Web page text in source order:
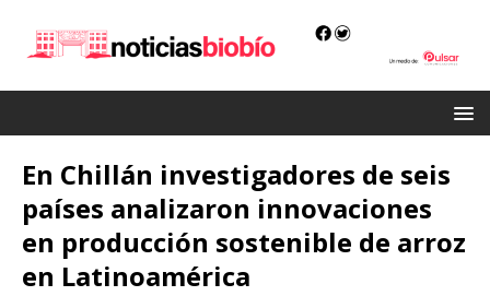
En Chillán investigadores de seis
países analizaron innovaciones
en producción sostenible de arroz
en Latinoamérica